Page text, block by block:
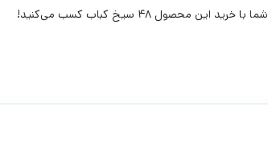
شما با خرید این محصول 48 سیخ کباب کسب می‌کنید!